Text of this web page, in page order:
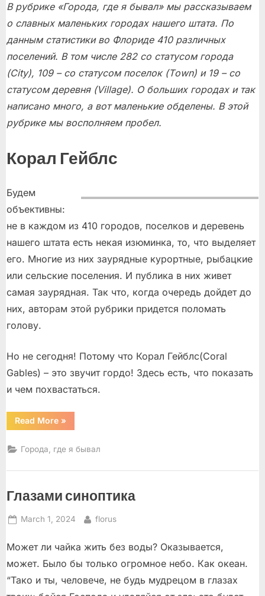
В рубрике «Города, где я бывал» мы рассказываем
о славных маленьких городах нашего штата. По
данным статистики во Флориде 410 различных
поселений. В том числе 282 со статусом города
(City), 109 – со статусом поселок (Tоwn) и 19 – со
статусом деревня (Village). О больших городах и так
написано много, а вот маленькие обделены. В этой
рубрике мы восполняем пробел.
Корал Гейблс
Будем
объективны:
не в каждом из 410 городов, поселков и деревень
нашего штата есть некая изюминка, то, что выделяет
его. Многие из них заурядные курортные, рыбацкие
или сельские поселения. И публика в них живет
самая заурядная. Так что, когда очередь дойдет до
них, авторам этой рубрики придется поломать
голову.
Но не сегодня! Потому что Корал Гейблс(Coral
Gables) – это звучит гордо! Здесь есть, что показать
и чем похвастаться.
Read More“Корал
Гейблс
Coral
Gables”
»
Города, где я бывал
Глазами синоптика
Posted
March 1, 2024 By
florus
Может ли чайка жить без воды? Оказывается,
может. Было бы только огромное небо. Как океан.
“Тако и ты, человече, не будь мудрецом в глазах